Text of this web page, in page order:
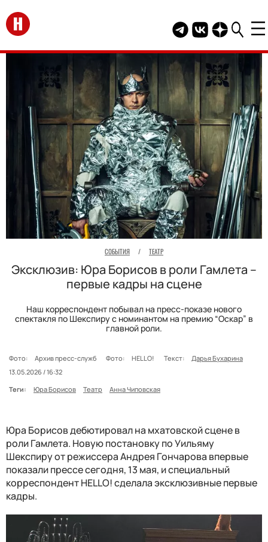
Перейти на главную
Telegram канал
Группа HELLO
Канал
СОБЫТИЯ / ТЕАТР
Эксклюзив: Юра Борисов в роли Гамлета –
первые кадры на сцене
Наш корреспондент побывал на пресс-показе нового
спектакля по Шекспиру с номинантом на премию “Оскар” в
главной роли.
Фото: Архив пресс-служб Фото: HELLO! Текст:
Дарья Бухарина
13.05.2026 / 16:32
Теги:
Юра Борисов Театр Анна Чиповская
Юра Борисов дебютировал на мхатовской сцене в
роли Гамлета. Новую постановку по Уильяму
Шекспиру от режиссера Андрея Гончарова впервые
показали прессе сегодня, 13 мая, и специальный
корреспондент HELLO! сделала эксклюзивные первые
кадры.